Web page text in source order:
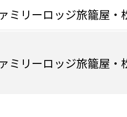
ミリーロッジ旅籠屋・
ミリーロッジ旅籠屋・